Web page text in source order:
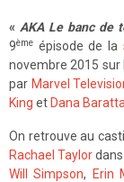
« AKA Le banc de
9ème épisode de la
novembre 2015
par Marvel
King et Dana Baratta
On retrouve au
Rachael Taylor
Will Simpson, Erin